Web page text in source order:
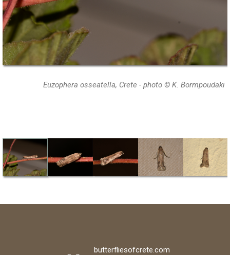
Euzophera osseatella, Crete - photo © K. Bormpoudaki
butterfliesofcrete.com